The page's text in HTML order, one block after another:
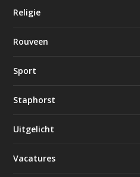
Religie
Rouveen
Sport
Staphorst
Uitgelicht
Vacatures